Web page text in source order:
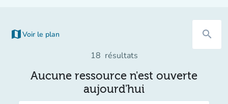
map Voir le plan
(nouvel onglet) search
18 résultats
Aucune ressource n'est ouverte
aujourd'hui